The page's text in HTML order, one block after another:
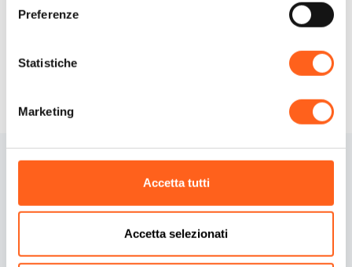
Preferenze
Statistiche
Marketing
Accetta tutti
Accetta selezionati